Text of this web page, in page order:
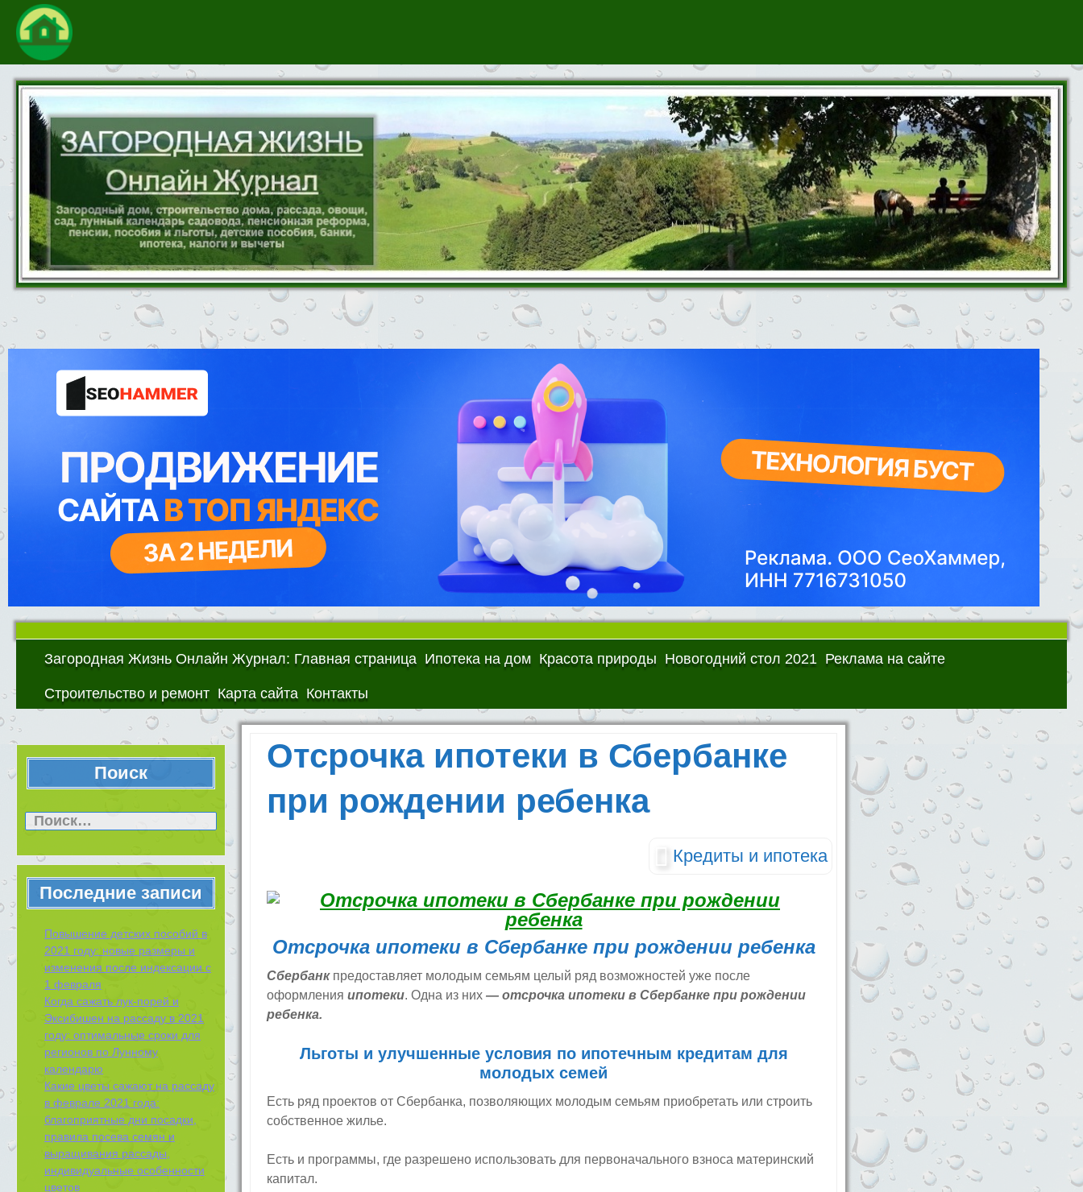
Загородная Жизнь Онлайн Журнал: Главная страница Ипотека на дом Красота природы Новогодний стол 2021 Реклама на сайте
Строительство и ремонт Карта сайта Контакты
Поиск
Последние записи
Повышение детских пособий в
2021 году: новые размеры и
изменения после индексации с
1 февраля
Когда сажать лук-порей и
Эксибишен на рассаду в 2021
году: оптимальные сроки для
регионов по Лунному
календарю
Какие цветы сажают на рассаду
в феврале 2021 года:
благоприятные дни посадки,
правила посева семян и
выращивания рассады,
индивидуальные особенности
цветов
Отсрочка ипотеки в Сбербанке
при рождении ребенка
Кредиты и ипотека
Отсрочка ипотеки в Сбербанке при рождении ребенка
Сбербанкпредоставляет молодым семьям целый ряд возможностей уже после
оформления ипотеки. Одна из них — отсрочка ипотеки в Сбербанке при рождении
ребенка.
Льготы и улучшенные условия по ипотечным кредитам для
молодых семей
Есть ряд проектов от Сбербанка, позволяющих молодым семьям приобретать или строить
собственное жилье.
Есть и программы, где разрешено использовать для первоначального взноса материнский
капитал.